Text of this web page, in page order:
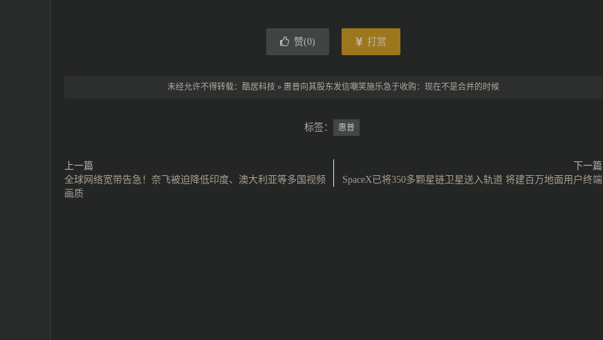
赞(0) 打赏
未经允许不得转载： 酷居科技 » 惠普向其股东发信嘲笑施乐急于收购：现在不是合并的时候
标签： 惠普
上一篇
全球网络宽带告急！奈飞被迫降低印度、澳大利亚等多国视频
画质
下一篇
SpaceX已将350多颗星链卫星送入轨道 将建百万地面用户终端